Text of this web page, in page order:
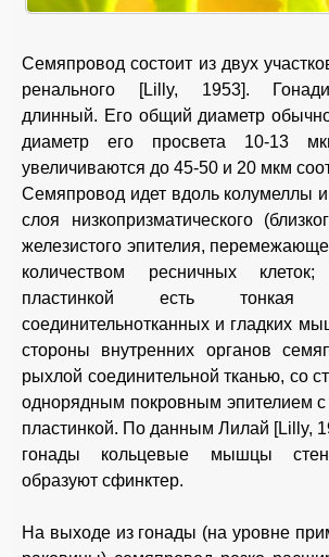
Семяпровод состоит из двух
ренального [Lilly, 1953].
длинный. Его общий диаметр
диаметр его просвета 10-13
увеличиваются до 45-50 и 20 мкм
Семяпровод идет вдоль колумеллы и
слоя низкопризматического
железистого эпителия,
количеством ресничных
пластинкой есть тонкая
соединительнотканных и гладких
стороны внутренних органов
рыхлой соединительной тканью, со
однорядным покровным эпителием с
пластинкой. По данным Лилай [Lilly,
гонады кольцевые мышцы
образуют сфинктер.
На выходе из гонады (на уровне